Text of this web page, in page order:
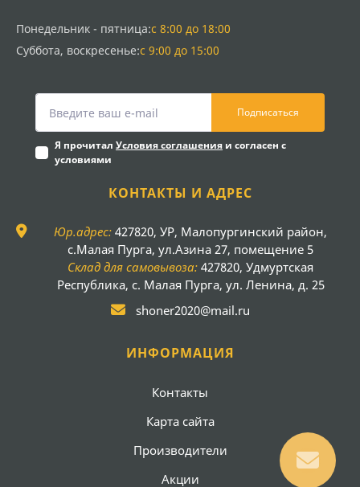
Понедельник - пятница:с 8:00 до 18:00
Суббота, воскресенье:с 9:00 до 15:00
Подписаться
Я прочитал Условия соглашения и согласен с
условиями
КОНТАКТЫ И АДРЕС
Юр.адрес: 427820, УР, Малопургинский район,
с.Малая Пурга, ул.Азина 27, помещение 5
Склад для самовывоза: 427820, Удмуртская
Республика, с. Малая Пурга, ул. Ленина, д. 25
shoner2020@mail.ru
ИНФОРМАЦИЯ
Контакты
Карта сайта
Производители
Акции